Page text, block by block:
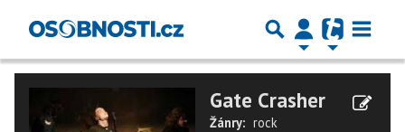
Gate Crasher
Žánry: rock